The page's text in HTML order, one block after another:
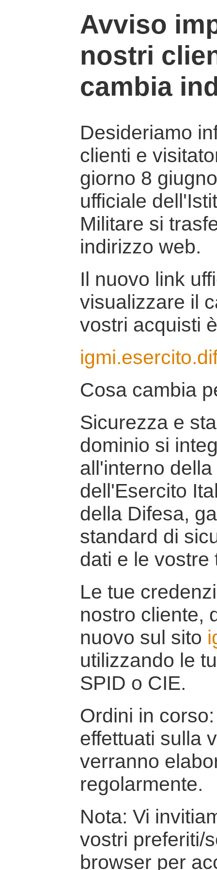
Avviso
nostri
cambia
Desideriamo
clienti e
giorno 8
ufficiale
Militare si
indirizzo web.
Il nuovo link
visualizzare il
vostri acquisti
Cosa cambia
Sicurezza e
dominio si
all'interno
dell'Esercito
della Difesa,
standard di
dati e le vostre
Le tue
nostro cliente,
nuovo sul sito
utilizzando le
SPID o CIE.
Ordini in
effettuati sulla
verranno
regolarmente.
Nota: Vi
vostri preferiti/
browser per